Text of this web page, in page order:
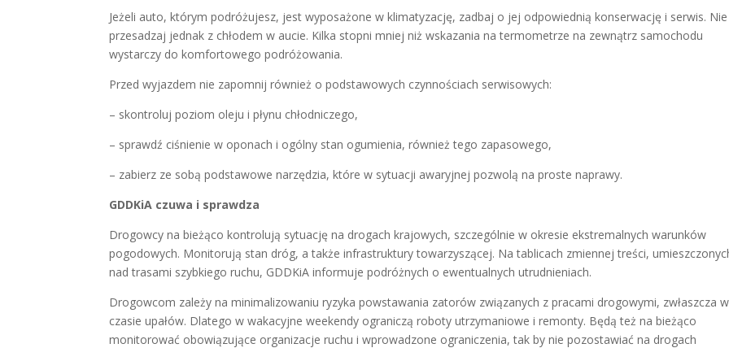
Jeżeli auto, którym podróżujesz, jest wyposażone w klimatyzację, zadbaj o jej odpowiednią konserwację i serwis. Nie
przesadzaj jednak z chłodem w aucie. Kilka stopni mniej niż wskazania na termometrze na zewnątrz samochodu
wystarczy do komfortowego podróżowania.
Przed wyjazdem nie zapomnij również o podstawowych czynnościach serwisowych:
– skontroluj poziom oleju i płynu chłodniczego,
– sprawdź ciśnienie w oponach i ogólny stan ogumienia, również tego zapasowego,
– zabierz ze sobą podstawowe narzędzia, które w sytuacji awaryjnej pozwolą na proste naprawy.
GDDKiA czuwa i sprawdza
Drogowcy na bieżąco kontrolują sytuację na drogach krajowych, szczególnie w okresie ekstremalnych warunków
pogodowych. Monitorują stan dróg, a także infrastruktury towarzyszącej. Na tablicach zmiennej treści,
nad trasami szybkiego ruchu, GDDKiA informuje podróżnych o ewentualnych utrudnieniach.
Drogowcom zależy na minimalizowaniu ryzyka powstawania zatorów związanych z pracami drogowymi, zwłaszcza w
czasie upałów. Dlatego w wakacyjne weekendy ograniczą roboty utrzymaniowe i remonty. Będą też na bieżąco
monitorować obowiązujące organizacje ruchu i wprowadzone ograniczenia, tak by nie pozostawiać na drogach